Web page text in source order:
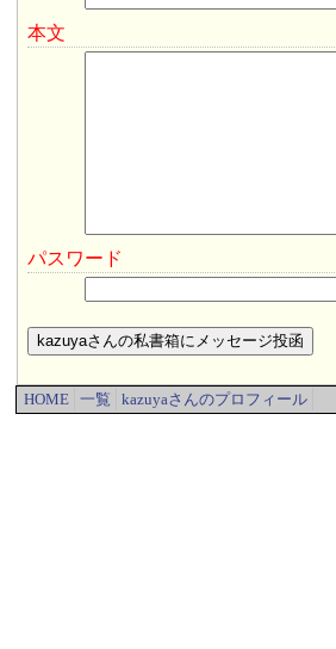
本文
パスワード
HOME 一覧 kazuyaさんのプロフィール